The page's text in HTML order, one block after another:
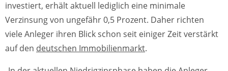
investiert, erhält aktuell lediglich eine minimale
Verzinsung von ungefähr 0,5 Prozent. Daher richten
viele Anleger ihren Blick schon seit einiger Zeit verstärkt
auf den deutschen Immobilienmarkt.